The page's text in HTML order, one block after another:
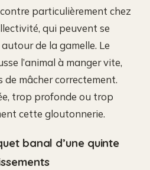
particulièrement chez
qui peuvent se
de la gamelle. Le
l’animal à manger vite,
de mâcher correctement.
trop profonde ou trop
cette gloutonnerie.
banal d’une quinte